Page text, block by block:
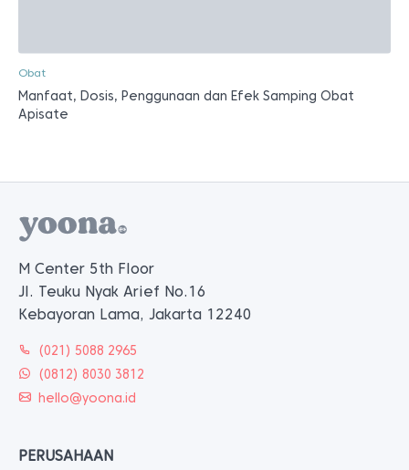
Obat
Manfaat, Dosis, Penggunaan dan Efek Samping Obat
Apisate
M Center 5th Floor
Jl. Teuku Nyak Arief No.16
Kebayoran Lama, Jakarta 12240
(021) 5088 2965
(0812) 8030 3812
hello@yoona.id
PERUSAHAAN